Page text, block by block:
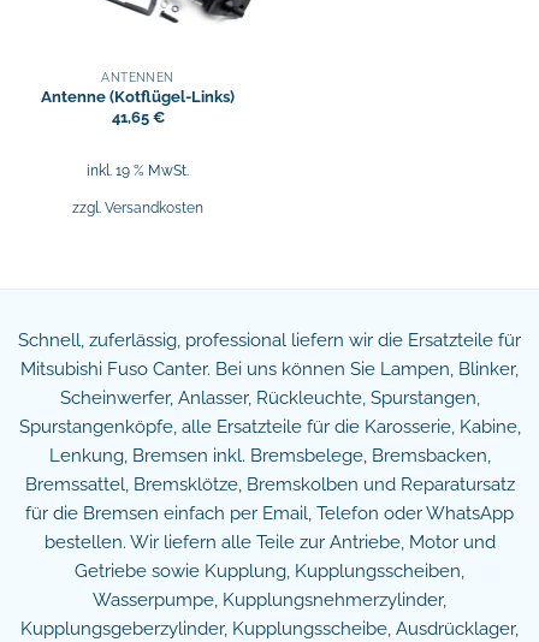
ANTENNEN
Antenne (Kotflügel-Links)
41,65 €
inkl. 19 % MwSt.
zzgl. Versandkosten
Schnell, zuferlässig, professional liefern wir die Ersatzteile für
Mitsubishi Fuso Canter. Bei uns können Sie Lampen, Blinker,
Scheinwerfer, Anlasser, Rückleuchte, Spurstangen,
Spurstangenköpfe, alle Ersatzteile für die Karosserie, Kabine,
Lenkung, Bremsen inkl. Bremsbelege, Bremsbacken,
Bremssattel, Bremsklötze, Bremskolben und Reparatursatz
für die Bremsen einfach per Email, Telefon oder WhatsApp
bestellen. Wir liefern alle Teile zur Antriebe, Motor und
Getriebe sowie Kupplung, Kupplungsscheiben,
Wasserpumpe, Kupplungsnehmerzylinder,
Kupplungsgeberzylinder, Kupplungsscheibe, Ausdrücklager,